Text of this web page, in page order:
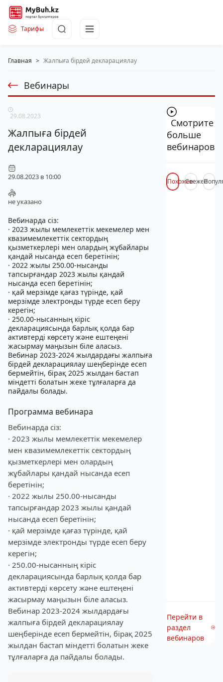
Тарифы
Главная > Жалпыға бірдей декларациялау
Вебинары
29.08.2023
Жалпыға бірдей
декларациялау
29.08.2023 в 10:00
не указано
Вебинарда сіз:
· 2023 жылы мемлекеттік мекемелер мен
квазимемлекеттік сектордың
қызметкерлері мен олардың жұбайлары
қандай нысанда есеп беретінін;
· 2022 жылы 250.00-нысанды
тапсырғандар 2023 жылы қандай
нысанда есеп беретінін;
· қай мерзімде қағаз түрінде, қай
мерзімде электронды түрде есеп беру
керегін;
· 250.00-нысанның кіріс
декларациясында барлық қолда бар
активтерді көрсету және ештеңені
жасырмау маңызын біле аласыз.
Вебинар 2023-2024 жылдардағы жалпыға
бірдей декларациялау шеңберінде есеп
бермейтін, бірақ 2025 жылдан бастап
міндетті болатын жеке тұлғаларға да
пайдалы болады.
Программа вебинара
Вебинарда сіз:
· 2023 жылы мемлекеттік мекемелер
мен квазимемлекеттік сектордың
қызметкерлері мен олардың
жұбайлары қандай нысанда есеп
беретінін;
· 2022 жылы 250.00-нысанды
тапсырғандар 2023 жылы қандай
нысанда есеп беретінін;
· қай мерзімде қағаз түрінде, қай
мерзімде электронды түрде есеп беру
керегін;
· 250.00-нысанның кіріс
декларациясында барлық қолда бар
активтерді көрсету және ештеңені
жасырмау маңызын біле аласыз.
Вебинар 2023-2024 жылдардағы
жалпыға бірдей декларациялау
шеңберінде есеп бермейтін, бірақ 2025
жылдан бастап міндетті болатын жеке
тұлғаларға да пайдалы болады.
Смотрите
больше
вебинаров
ПохожееСвежее
Перейти в
раздел
вебинаров